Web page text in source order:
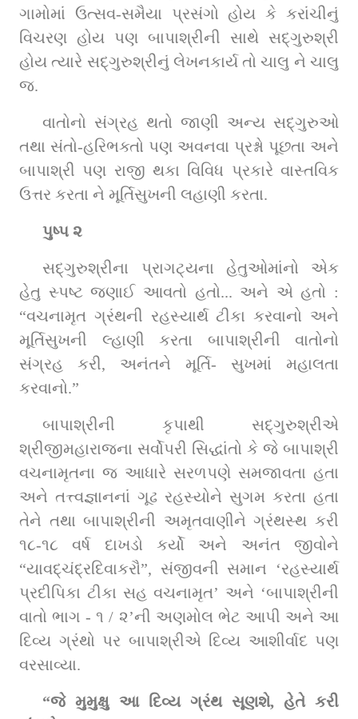
ગામોમાં ઉત્સવ-સમૈયા પ્રસંગો હોય કે કરાંચીનું
વિચરણ હોય પણ બાપાશ્રીની સાથે સદ્‌ગુરુશ્રી
હોય ત્યારે સદ્‌ગુરુશ્રીનું લેખનકાર્ય તો ચાલુ ને ચાલુ
જ.
વાતોનો સંગ્રહ થતો જાણી અન્ય સદ્‌ગુરુઓ
તથા સંતો-હરિભક્તો પણ અવનવા પ્રશ્નો પૂછતા અને
બાપાશ્રી પણ રાજી થકા વિવિધ પ્રકારે વાસ્તવિક
ઉત્તર કરતા ને મૂર્તિસુખની લહાણી કરતા.
પુષ્પ ૨
સદ્‌ગુરુશ્રીના પ્રાગટ્યના હેતુઓમાંનો એક
હેતુ સ્પષ્ટ જણાઈ આવતો હતો... અને એ હતો :
“વચનામૃત ગ્રંથની રહસ્યાર્થ ટીકા કરવાનો અને
મૂર્તિસુખની લ્હાણી કરતા બાપાશ્રીની વાતોનો
સંગ્રહ કરી, અનંતને મૂર્તિ- સુખમાં મહાલતા
કરવાનો.”
બાપાશ્રીની કૃપાથી સદ્‌ગુરુશ્રીએ
શ્રીજીમહારાજના સર્વોપરી સિદ્ધાંતો કે જે બાપાશ્રી
વચનામૃતના જ આધારે સરળપણે સમજાવતા હતા
અને તત્ત્વજ્ઞાનનાં ગૂઢ રહસ્યોને સુગમ કરતા હતા
તેને તથા બાપાશ્રીની અમૃતવાણીને ગ્રંથસ્થ કરી
૧૮-૧૮ વર્ષ દાખડો કર્યો અને અનંત જીવોને
“યાવદ્‌ચંદ્રદિવાકરૌ”, સંજીવની સમાન ‘રહસ્યાર્થ
પ્રદીપિકા ટીકા સહ વચનામૃત’ અને ‘બાપાશ્રીની
વાતો ભાગ - ૧ / ૨’ની અણમોલ ભેટ આપી અને આ
દિવ્ય ગ્રંથો પર બાપાશ્રીએ દિવ્ય આશીર્વાદ પણ
વરસાવ્યા.
“જે મુમુક્ષુ આ દિવ્ય ગ્રંથ સૂણશે, હેતે કરી